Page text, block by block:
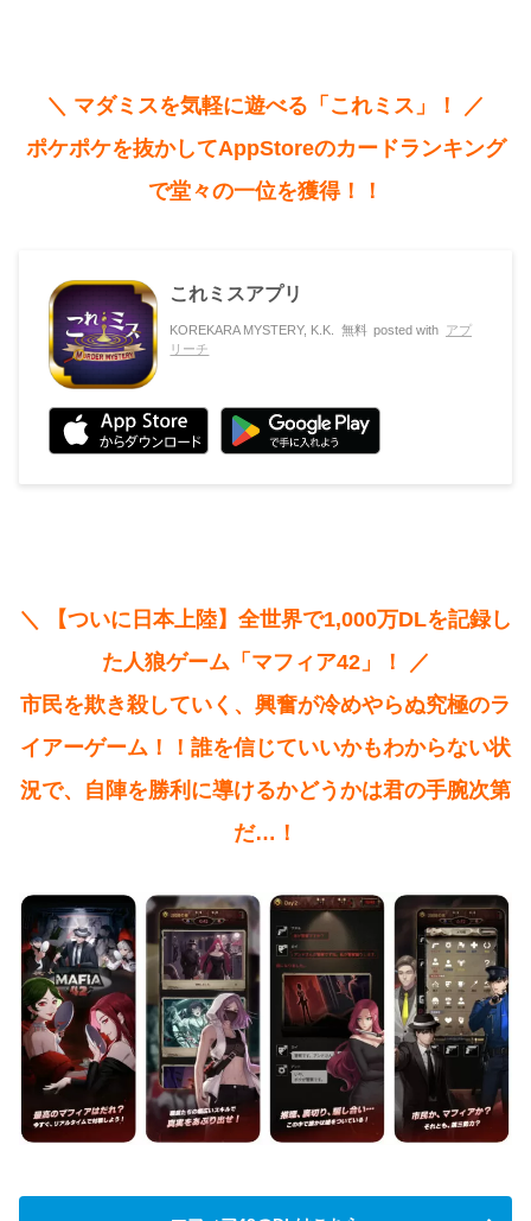
＼ マダミスを気軽に遊べる「これミス」！ ／
ポケポケを抜かしてAppStoreのカードランキング
で堂々の一位を獲得！！
これミスアプリ
KOREKARA MYSTERY, K.K. 無料 posted with アプ
リーチ
＼ 【ついに日本上陸】全世界で1,000万DLを記録し
た人狼ゲーム「マフィア42」！ ／
市民を欺き殺していく、興奮が冷めやらぬ究極のラ
イアーゲーム！！誰を信じていいかもわからない状
況で、自陣を勝利に導けるかどうかは君の手腕次第
だ…！